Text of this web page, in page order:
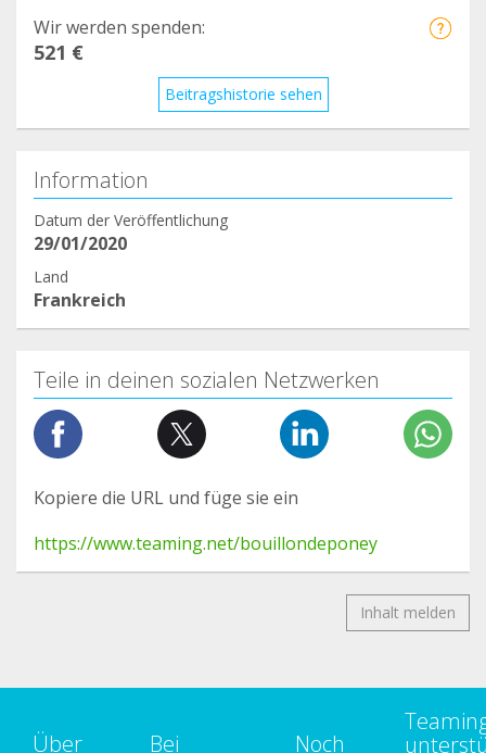
Wir werden spenden:
521 €
Beitragshistorie sehen
Information
Datum der Veröffentlichung
29/01/2020
Land
Frankreich
Teile in deinen sozialen Netzwerken
Kopiere die URL und füge sie ein
https://www.teaming.net/bouillondeponey
Inhalt melden
Über Bei Noch